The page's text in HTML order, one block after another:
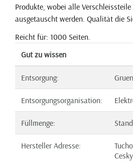
Produkte, wobei alle
ausgetauscht werden. Qualität die
Reicht für: 1000 Seiten.
Gut zu wissen
Entsorgung:
Entsorgungsorganisation:
Füllmenge:
Hersteller Adresse: